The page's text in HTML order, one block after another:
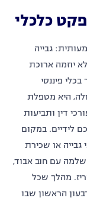
כלכלי
גבייה
יוזמה ארוכת
פיננסי
היא מטפלת
דין ותביעות
לידיים. במקום
או שכירת
עם חוב אבוד,
מהלך שכל
הראשון שבו